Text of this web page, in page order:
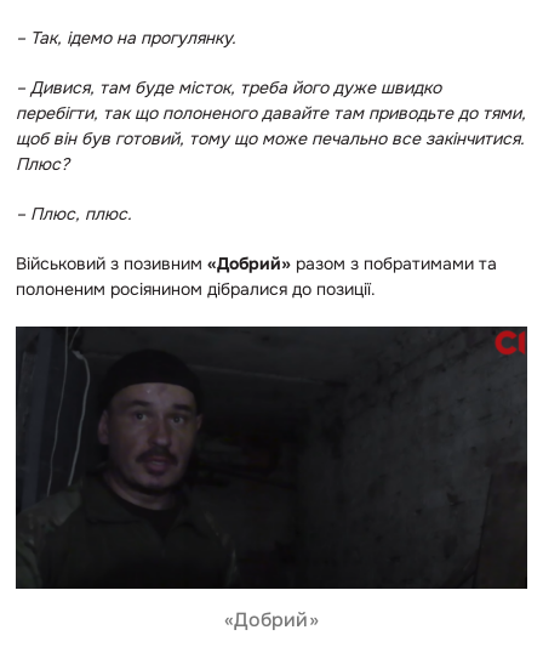
– Так, ідемо на прогулянку.
– Дивися, там буде місток, треба його дуже швидко
перебігти, так що полоненого давайте там приводьте до тями,
щоб він був готовий, тому що може печально все закінчитися.
Плюс?
– Плюс, плюс.
Військовий з позивним «Добрий» разом з побратимами та
полоненим росіянином дібралися до позиції.
«Добрий»